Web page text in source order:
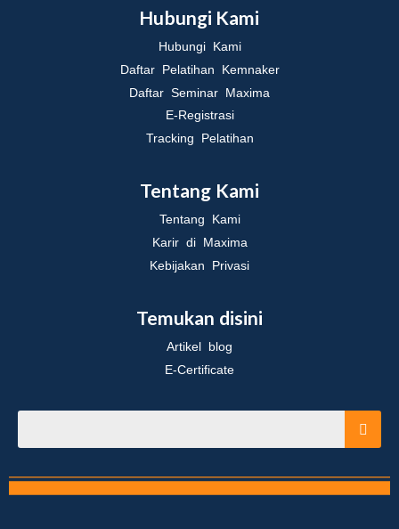
Hubungi Kami
Hubungi Kami
Daftar Pelatihan Kemnaker
Daftar Seminar Maxima
E-Registrasi
Tracking Pelatihan
Tentang Kami
Tentang Kami
Karir di Maxima
Kebijakan Privasi
Temukan disini
Artikel blog
E-Certificate